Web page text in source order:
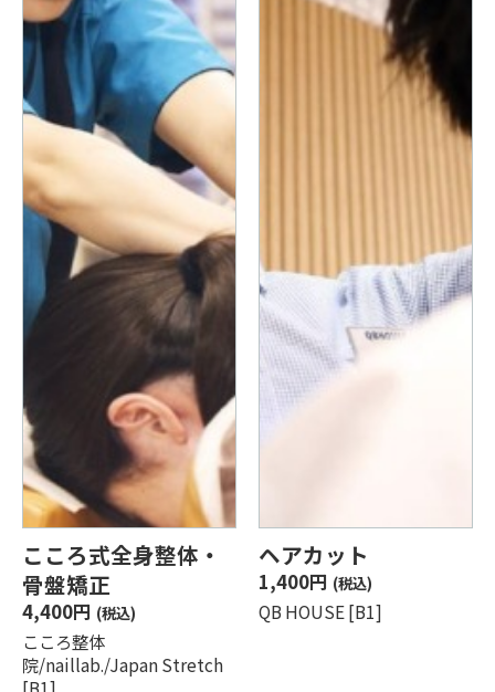
こころ式全身整体・
骨盤矯正
4,400円 (税込)
こころ整体
院/naillab./Japan Stretch
ヘアカット
1,400円 (税込)
QB HOUSE [B1]